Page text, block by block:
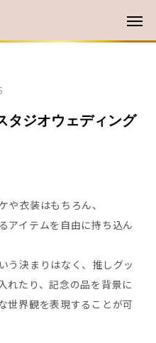
タジオウェディング
や衣装はもちろん、
アイテムを自由に持ち込ん
う決まりはなく、推しグッ
れたり、記念の品を背景に
世界観を表現することが可